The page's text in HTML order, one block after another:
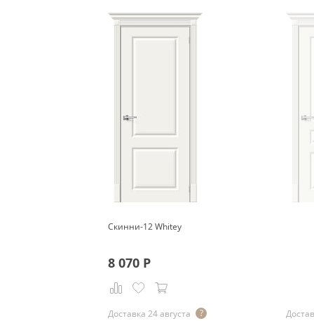
Скинни-12 Whitey
8 070 Р
Доставка 24 августа